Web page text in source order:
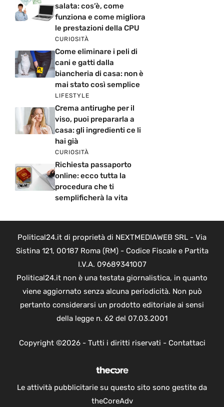
salata: cos’è, come
funziona e come migliora
le prestazioni della CPU
CURIOSITÀ
Come eliminare i peli di
cani e gatti dalla
biancheria di casa: non è
mai stato così semplice
LIFESTYLE
Crema antirughe per il
viso, puoi prepararla a
casa: gli ingredienti ce li
hai già
CURIOSITÀ
Richiesta passaporto
online: ecco tutta la
procedura che ti
semplificherà la vita
Political24.it di proprietà di NEXTMEDIAWEB SRL - Via
Sistina 121, 00187 Roma (RM) - Codice Fiscale e Partita
I.V.A. 09689341007
Political24.it non è una testata giornalistica, in quanto
viene aggiornato senza alcuna periodicità. Non può
pertanto considerarsi un prodotto editoriale ai sensi
della legge n. 62 del 07.03.2001
Copyright ©2026 - Tutti i diritti riservati - Contattaci
Le attività pubblicitarie su questo sito sono gestite da
theCoreAdv